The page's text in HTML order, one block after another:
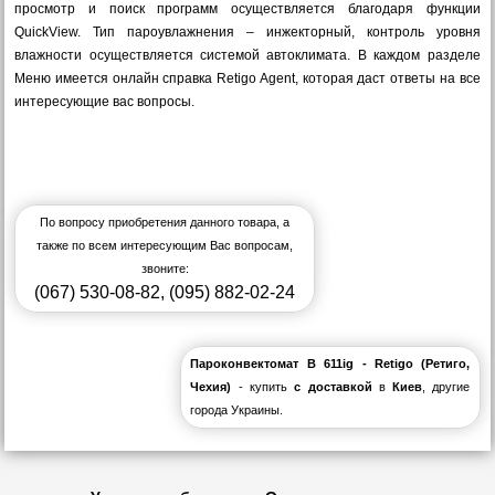
просмотр и поиск программ осуществляется благодаря функции
QuickView. Тип пароувлажнения – инжекторный, контроль уровня
влажности осуществляется системой автоклимата. В каждом разделе
Меню имеется онлайн справка Retigo Agent, которая даст ответы на все
интересующие вас вопросы.
По вопросу приобретения данного товара, а
также по всем интересующим Вас вопросам,
звоните:
(067) 530-08-82, (095) 882-02-24
Пароконвектомат B 611ig - Retigo (Ретиго,
Чехия) - купитьс доставкой вКиев , другие
города Украины.